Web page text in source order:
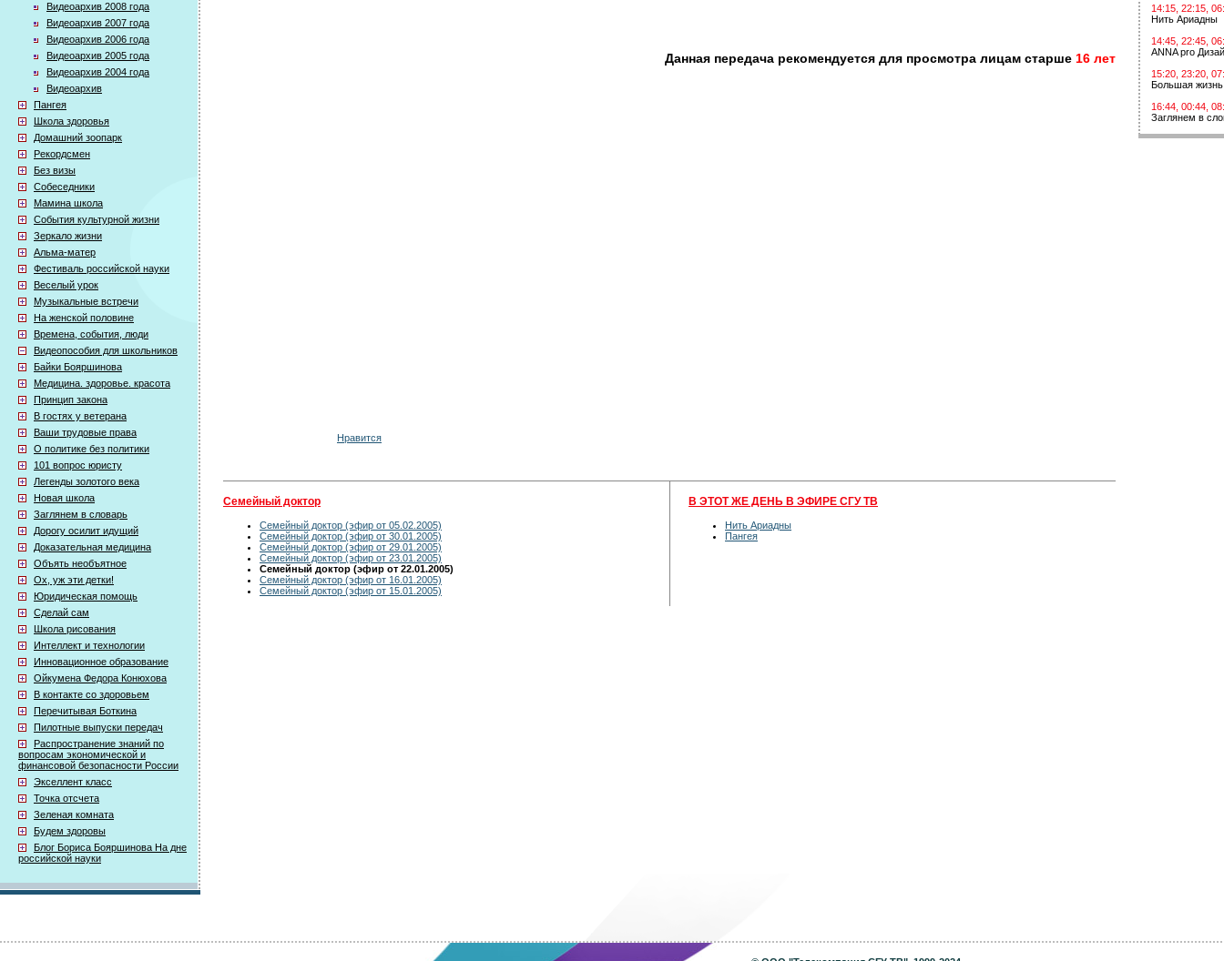
Видеоархив 2008 года
Видеоархив 2007 года
Видеоархив 2006 года
Видеоархив 2005 года
Видеоархив 2004 года
Видеоархив
Пангея
Школа здоровья
Домашний зоопарк
Рекордсмен
Без визы
Собеседники
Мамина школа
События культурной жизни
Зеркало жизни
Альма-матер
Фестиваль российской науки
Веселый урок
Музыкальные встречи
На женской половине
Времена, события, люди
Видеопособия для школьников
Байки Бояршинова
Медицина. здоровье. красота
Принцип закона
В гостях у ветерана
Ваши трудовые права
О политике без политики
101 вопрос юристу
Легенды золотого века
Новая школа
Заглянем в словарь
Дорогу осилит идущий
Доказательная медицина
Объять необъятное
Ох, уж эти детки!
Юридическая помощь
Сделай сам
Школа рисования
Интеллект и технологии
Инновационное образование
Ойкумена Федора Конюхова
В контакте со здоровьем
Перечитывая Боткина
Пилотные выпуски передач
Распространение знаний по
вопросам экономической и
финансовой безопасности России
Экселлент класс
Точка отсчета
Зеленая комната
Будем здоровы
Блог Бориса Бояршинова На дне
российской науки
Данная передача рекомендуется для просмотра лицам старше 16 лет
Нравится
Семейный доктор
Семейный доктор (эфир от 05.02.2005)
Семейный доктор (эфир от 30.01.2005)
Семейный доктор (эфир от 29.01.2005)
Семейный доктор (эфир от 23.01.2005)
Семейный доктор (эфир от 22.01.2005)
Семейный доктор (эфир от 16.01.2005)
Семейный доктор (эфир от 15.01.2005)
В ЭТОТ ЖЕ ДЕНЬ В ЭФИРЕ СГУ ТВ
Нить Ариадны
Пангея
14:15, 22:15,
Нить Ариадны
14:45, 22:45,
ANNA pro
15:20, 23:20,
Большая жизнь
16:44, 00:44,
Заглянем в